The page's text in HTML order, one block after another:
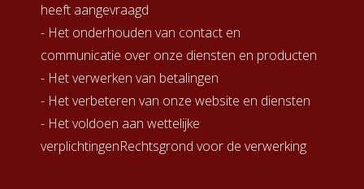
heeft aangevraagd
- Het onderhouden van contact en
communicatie over onze diensten en producten
- Het verwerken van betalingen
- Het verbeteren van onze website en diensten
- Het voldoen aan wettelijke
verplichtingenRechtsgrond voor de verwerking